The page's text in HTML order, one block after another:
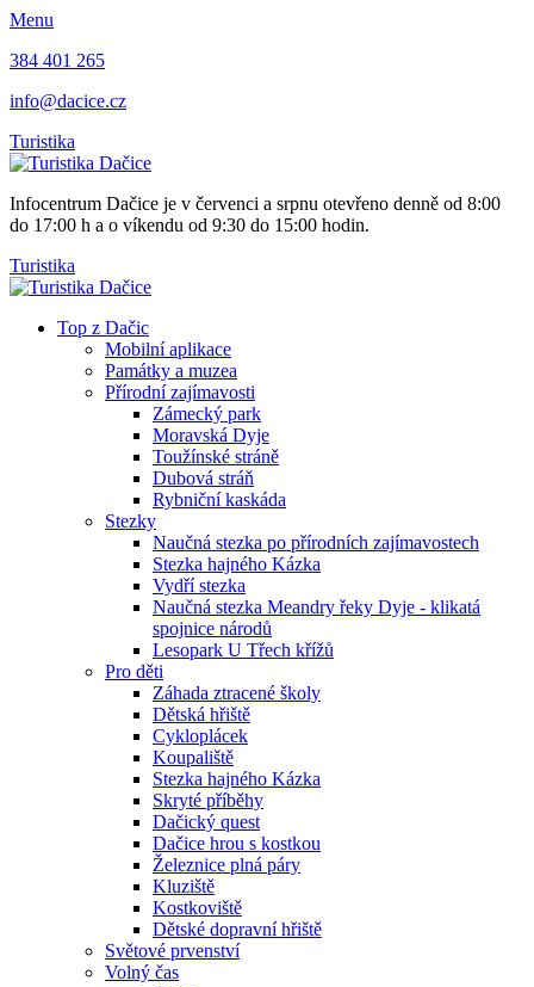
Menu
384 401 265
info@dacice.cz
Turistika
Infocentrum Dačice je v červenci a srpnu otevřeno denně od 8:00
do 17:00 h a o víkendu od 9:30 do 15:00 hodin.
Turistika
Top z Dačic
Mobilní aplikace
Památky a muzea
Přírodní zajímavosti
Zámecký park
Moravská Dyje
Toužínské stráně
Dubová stráň
Rybniční kaskáda
Stezky
Naučná stezka po přírodních zajímavostech
Stezka hajného Kázka
Vydří stezka
Naučná stezka Meandry řeky Dyje - klikatá
spojnice národů
Lesopark U Třech křížů
Pro děti
Záhada ztracené školy
Dětská hřiště
Cykloplácek
Koupaliště
Stezka hajného Kázka
Skryté příběhy
Dačický quest
Dačice hrou s kostkou
Železnice plná páry
Kluziště
Kostkoviště
Dětské dopravní hřiště
Světové prvenství
Volný čas